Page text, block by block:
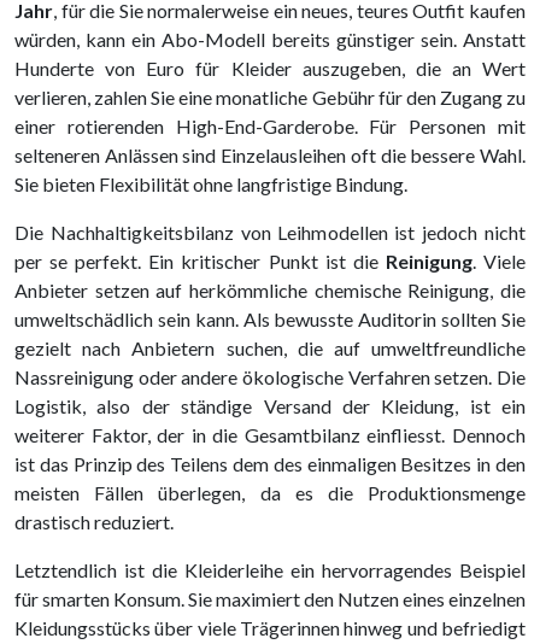
Jahr, für die Sie normalerweise ein neues, teures Outfit kaufen
würden, kann ein Abo-Modell bereits günstiger sein. Anstatt
Hunderte von Euro für Kleider auszugeben, die an Wert
verlieren, zahlen Sie eine monatliche Gebühr für den Zugang zu
einer rotierenden High-End-Garderobe. Für Personen mit
selteneren Anlässen sind Einzelausleihen oft die bessere Wahl.
Sie bieten Flexibilität ohne langfristige Bindung.
Die Nachhaltigkeitsbilanz von Leihmodellen ist jedoch nicht
per se perfekt. Ein kritischer Punkt ist die Reinigung. Viele
Anbieter setzen auf herkömmliche chemische Reinigung, die
umweltschädlich sein kann. Als bewusste Auditorin sollten Sie
gezielt nach Anbietern suchen, die auf umweltfreundliche
Nassreinigung oder andere ökologische Verfahren setzen. Die
Logistik, also der ständige Versand der Kleidung, ist ein
weiterer Faktor, der in die Gesamtbilanz einfliesst. Dennoch
ist das Prinzip des Teilens dem des einmaligen Besitzes in den
meisten Fällen überlegen, da es die Produktionsmenge
drastisch reduziert.
Letztendlich ist die Kleiderleihe ein hervorragendes Beispiel
für smarten Konsum. Sie maximiert den Nutzen eines einzelnen
Kleidungsstücks über viele Trägerinnen hinweg und befriedigt